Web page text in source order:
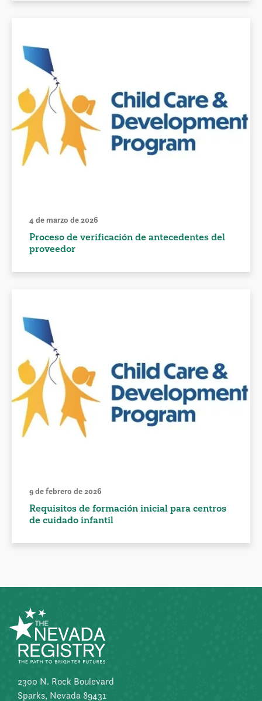
4 de marzo de 2026
Proceso de verificación de antecedentes del
proveedor
9 de febrero de 2026
Requisitos de formación inicial para centros
de cuidado infantil
2300 N. Rock Boulevard
Sparks, Nevada 89431